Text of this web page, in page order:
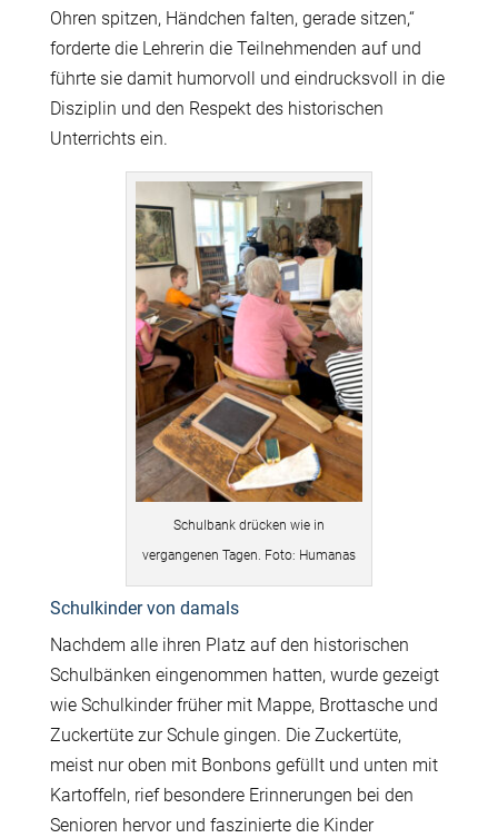
Ohren spitzen, Händchen falten, gerade sitzen,“
forderte die Lehrerin die Teilnehmenden auf und
führte sie damit humorvoll und eindrucksvoll in die
Disziplin und den Respekt des historischen
Unterrichts ein.
Schulbank drücken wie in
vergangenen Tagen. Foto: Humanas
Schulkinder von damals
Nachdem alle ihren Platz auf den historischen
Schulbänken eingenommen hatten, wurde gezeigt
wie Schulkinder früher mit Mappe, Brottasche und
Zuckertüte zur Schule gingen. Die Zuckertüte,
meist nur oben mit Bonbons gefüllt und unten mit
Kartoffeln, rief besondere Erinnerungen bei den
Senioren hervor und faszinierte die Kinder